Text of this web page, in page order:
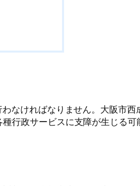
なければなりません。大阪市西
行政サービスに支障が生じる可